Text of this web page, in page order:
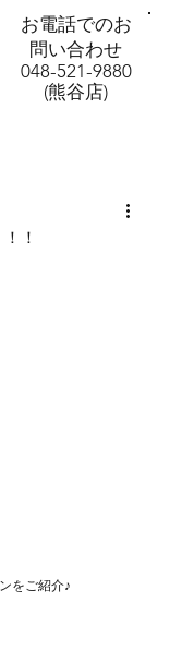
お電話でのお
問い合わせ
048-521-9880
(熊谷店)
！
をご紹介♪